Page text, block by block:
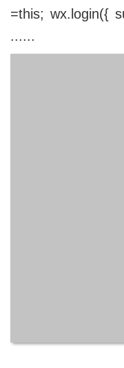
=this; wx.login({
......